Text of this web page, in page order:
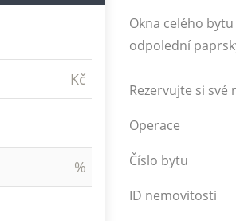
Okna celého
odpolední
Rezervujte si
Operace
Číslo bytu
ID nemovitosti